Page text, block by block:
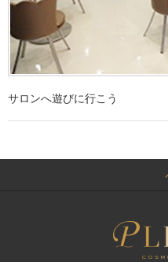
サロンへ遊びに行こう